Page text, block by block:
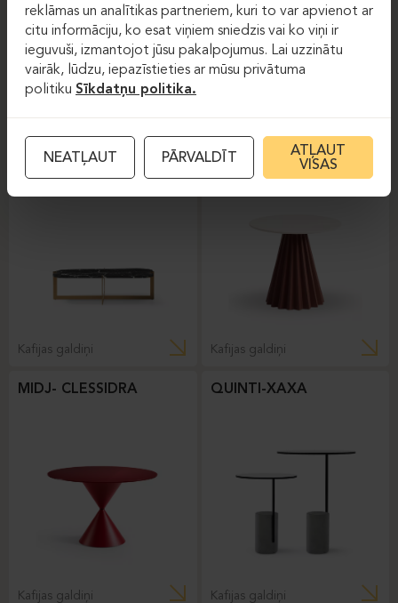
QUINTI-CRUZ
Kafijas galdiņi
MIDJ- PLISS
Kafijas galdiņi
MIDJ- CLESSIDRA
Kafijas galdiņi
QUINTI-XAXA
Kafijas galdiņi
reklāmas un analītikas partneriem, kuri to var apvienot ar
citu informāciju, ko esat viņiem sniedzis vai ko viņi ir
ieguvuši, izmantojot jūsu pakalpojumus. Lai uzzinātu
vairāk, lūdzu, iepazīstieties ar mūsu privātuma
politiku Sīkdatņu politika.
NEATĻAUT PĀRVALDĪT
ATĻAUT
VISAS